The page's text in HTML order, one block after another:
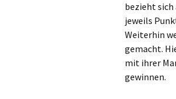
bezieht
jeweils
Weiterhin
gemacht.
mit ihrer
gewinnen.